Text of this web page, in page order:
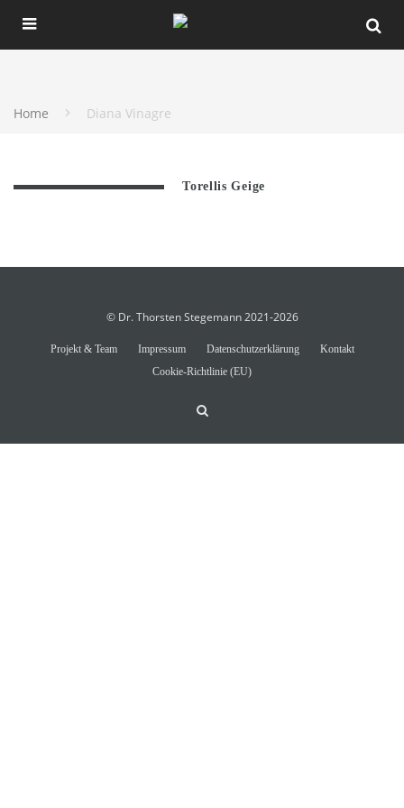
Home Diana Vinagre
Torellis Geige
© Dr. Thorsten Stegemann 2021-2026
Projekt & Team Impressum Datenschutzerklärung
Kontakt
Cookie-Richtlinie (EU)